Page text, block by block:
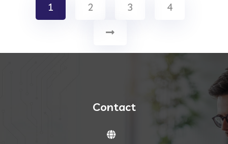
1 2 3 4
Contact